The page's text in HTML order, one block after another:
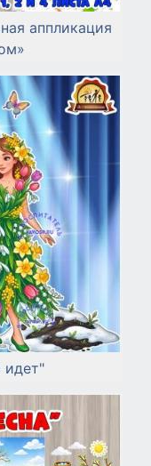
аппликация
идет"